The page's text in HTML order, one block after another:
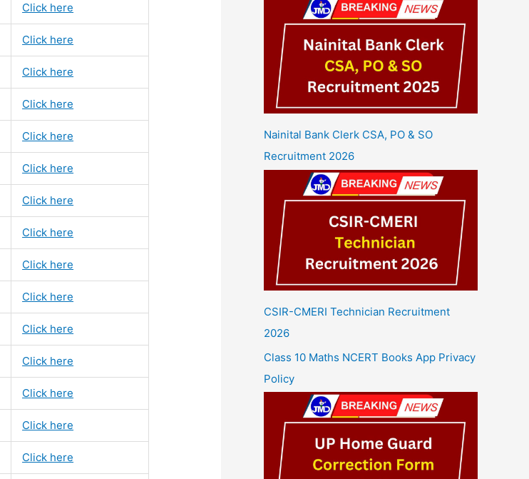
Click here
Click here
Click here
Click here
Click here
Click here
Click here
Click here
Click here
Click here
Click here
Click here
Click here
Click here
Click here
Nainital Bank Clerk CSA, PO & SO
Recruitment 2026
CSIR-CMERI Technician Recruitment
2026
Class 10 Maths NCERT Books App Privacy
Policy